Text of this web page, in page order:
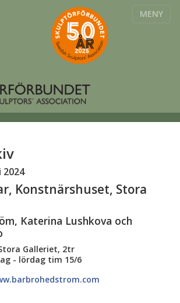
MENY
Konstnärshuset, Stora
Katerina Lushkova och
Galleriet, 2tr
- lördag tim 15/6